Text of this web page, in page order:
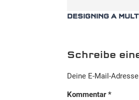
DESIGNING A
Schreibe
Deine E-Mail-
Kommentar*